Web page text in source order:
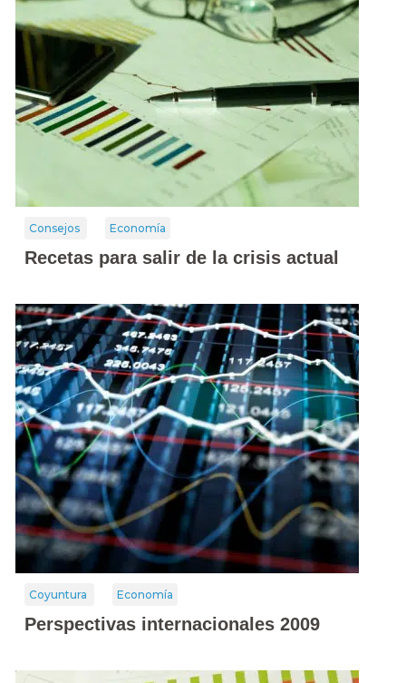
Consejos Economía
Recetas para salir de la crisis actual
Coyuntura Economía
Perspectivas internacionales 2009